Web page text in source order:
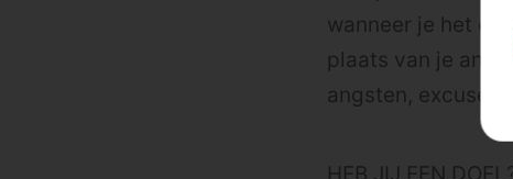
wanneer je het
plaats van je
angsten, excuses